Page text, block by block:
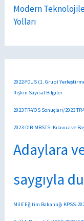
Modern
Yolları
2022-YDUS (1. Grup)
İlişkin Sayısal Bilgiler
2023 TR-YÖS Sonuçları/2023
2023-DİB-MBSTS: Kılavuz ve
Adaylara
saygıyla
Millî Eğitim Bakanlığı KPSS-